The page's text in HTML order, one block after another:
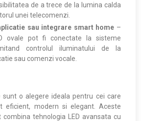
de a trece de la lumina calda
unei telecomenzi.
sau integrare smart home –
ovale pot fi conectate la sisteme
controlul iluminatului de la
sau comenzi vocale.
sunt o alegere ideala pentru cei care
eficient, modern si elegant. Aceste
tehnologia LED avansata cu